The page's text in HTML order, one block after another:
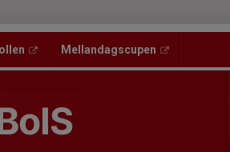
Mellandagscupen